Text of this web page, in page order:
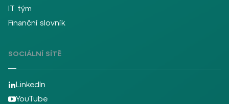
IT tým
Finanční slovník
SOCIÁLNÍ SÍTĚ
LinkedIn
YouTube